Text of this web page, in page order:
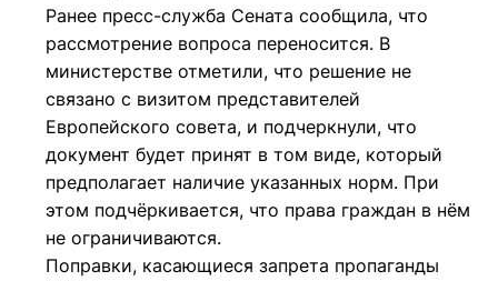
Ранее пресс-служба Сената сообщила, что
рассмотрение вопроса переносится. В
министерстве отметили, что решение не
связано с визитом представителей
Европейского совета, и подчеркнули, что
документ будет принят в том виде, который
предполагает наличие указанных норм. При
этом подчёркивается, что права граждан в нём
не ограничиваются.
Поправки, касающиеся запрета пропаганды